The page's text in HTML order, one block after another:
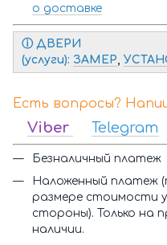
о доставке
ⓘ Д ВЕРИ
(услуги): ЗАМЕР
Есть вопросы?
Viber Telegram
Безналичный платеж
Наложенный платеж
размере стоимости
стороны). Только на
наличии.